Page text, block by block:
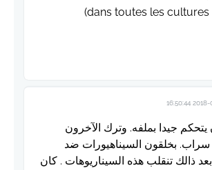
(dans toutes les
2018-04-
يتحكم جيدا بملفه. وترك الآخرون
سراب. بخلقون السيناهيورات ضد
ذالك تنقلب هذه السيناريوهات . كان